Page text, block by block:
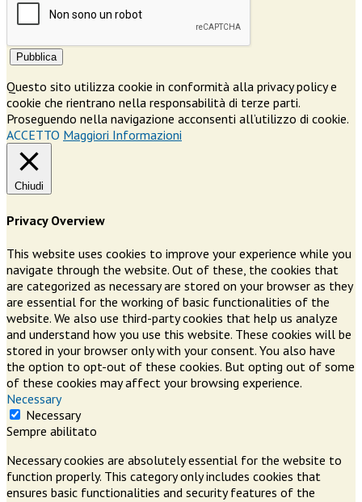
Pubblica
Questo sito utilizza cookie in conformità alla privacy policy e
cookie che rientrano nella responsabilità di terze parti.
Proseguendo nella navigazione acconsenti all’utilizzo di cookie.
ACCETTO Maggiori Informazioni
Chiudi
Privacy Overview
This website uses cookies to improve your experience while you
navigate through the website. Out of these, the cookies that
are categorized as necessary are stored on your browser as they
are essential for the working of basic functionalities of the
website. We also use third-party cookies that help us analyze
and understand how you use this website. These cookies will be
stored in your browser only with your consent. You also have
the option to opt-out of these cookies. But opting out of some
of these cookies may affect your browsing experience.
Necessary
Necessary
Sempre abilitato
Necessary cookies are absolutely essential for the website to
function properly. This category only includes cookies that
ensures basic functionalities and security features of the